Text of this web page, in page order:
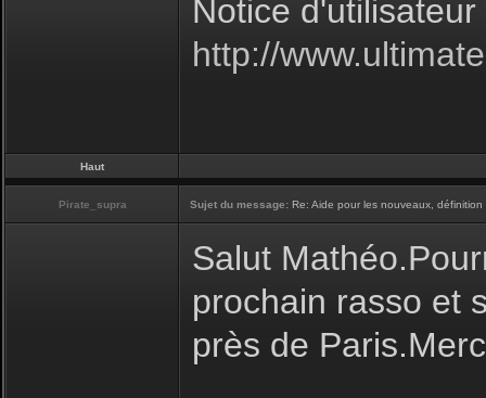
Notice
http://
Haut
Pirate_supra Sujet du message: Re: Aide pour les nouveaux,
Salut
prochain rasso et
près de